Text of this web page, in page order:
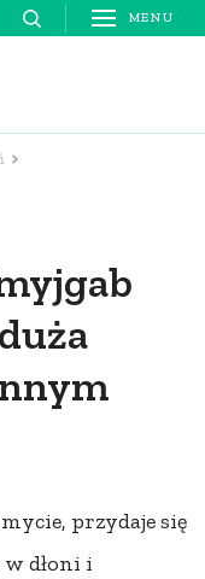
MENU
przydaje się
dłoni i